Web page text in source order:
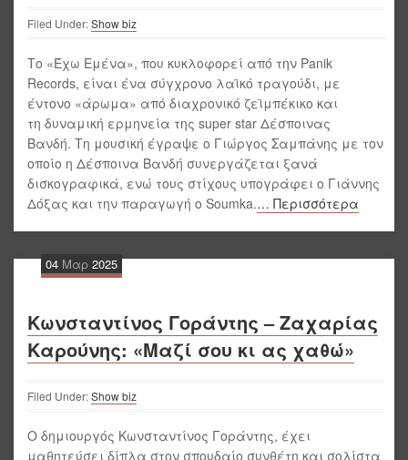
Filed Under:Show biz
Το «Έχω Εμένα», που κυκλοφορεί από την Panik
Records, είναι ένα σύγχρονο λαϊκό τραγούδι, με
έντονο «άρωμα» από διαχρονικό ζεϊμπέκικο και
τη δυναμική ερμηνεία της super star Δέσποινας
Βανδή. Τη μουσική έγραψε ο Γιώργος Σαμπάνης με τον
οποίο η Δέσποινα Βανδή συνεργάζεται ξανά
δισκογραφικά, ενώ τους στίχους υπογράφει ο Γιάννης
Δόξας και την παραγωγή ο Soumka.… Περισσότερα
04 Μαρ 2025
Κωνσταντίνος Γοράντης – Ζαχαρίας
Καρούνης: «Μαζί σου κι ας χαθώ»
Filed Under:Show biz
Ο δημιουργός Κωνσταντίνος Γοράντης, έχει
μαθητεύσει δίπλα στον σπουδαίο συνθέτη και σολίστα